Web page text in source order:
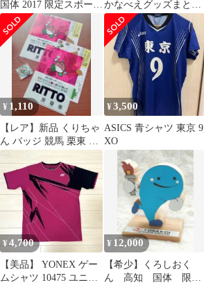
国体 2017 限定スポーツ
Tシャツ Mサイズ
かなべえグッズまとめ
セット 宮崎駿氏
¥ 1,110
【レア】新品 くりちゃ
ん バッジ 競馬 栗東 フ
ァイル ゆるキャラ クラ
フト
¥3,500
ASICS 青シャツ 東京 9
XO
¥4,700
【美品】 YONEX ゲー
ムシャツ 10475 ユニL
¥ 12,000
【希少】くろしおく
ん 高知 国体 限定